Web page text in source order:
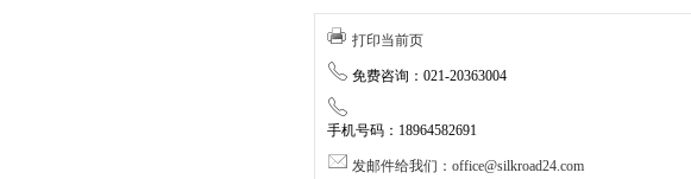
打印当前页
免费咨询：021-20363004
手机号码：18964582691
发邮件给我们：office@silkroad24.com